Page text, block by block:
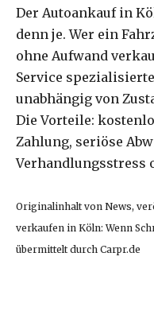
Der Autoankauf in
denn je. Wer ein
ohne Aufwand
Service
unabhängig von
Die Vorteile:
Zahlung, seriöse
Verhandlungsstress
Originalinhalt von News,
verkaufen in Köln: Wenn
übermittelt durch Carpr.de